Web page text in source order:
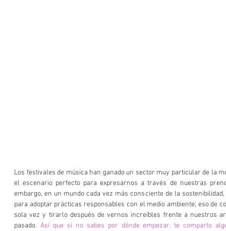
Los festivales de música han ganado un sector muy particular de la
el escenario perfecto para expresarnos a través de nuestras
embargo, en un mundo cada vez más consciente de la
para adoptar prácticas responsables con el medio ambiente; eso de
sola vez y tirarlo después de vernos increíbles frente a nuestros
pasado. Así que si no sabes por dónde empezar, te comparto